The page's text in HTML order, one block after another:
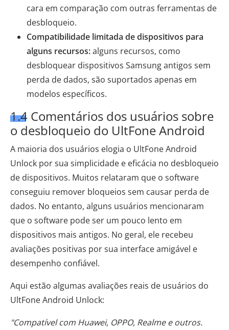
cara em comparação com outras ferramentas de
desbloqueio.
Compatibilidade limitada de dispositivos para
alguns recursos:alguns recursos, como
desbloquear dispositivos Samsung antigos sem
perda de dados, são suportados apenas em
modelos específicos.
1.4 Comentários dos usuários sobre
o desbloqueio do UltFone Android
A maioria dos usuários elogia o UltFone Android
Unlock por sua simplicidade e eficácia no desbloqueio
de dispositivos. Muitos relataram que o software
conseguiu remover bloqueios sem causar perda de
dados. No entanto, alguns usuários mencionaram
que o software pode ser um pouco lento em
dispositivos mais antigos. No geral, ele recebeu
avaliações positivas por sua interface amigável e
desempenho confiável.
Aqui estão algumas avaliações reais de usuários do
UltFone Android Unlock:
"Compatível com Huawei, OPPO, Realme e outros.